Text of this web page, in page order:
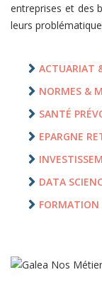
entreprises et des
leurs
ACTUARIAT
NORMES &
SANTÉ
EPARGNE
DATA
FORMATION